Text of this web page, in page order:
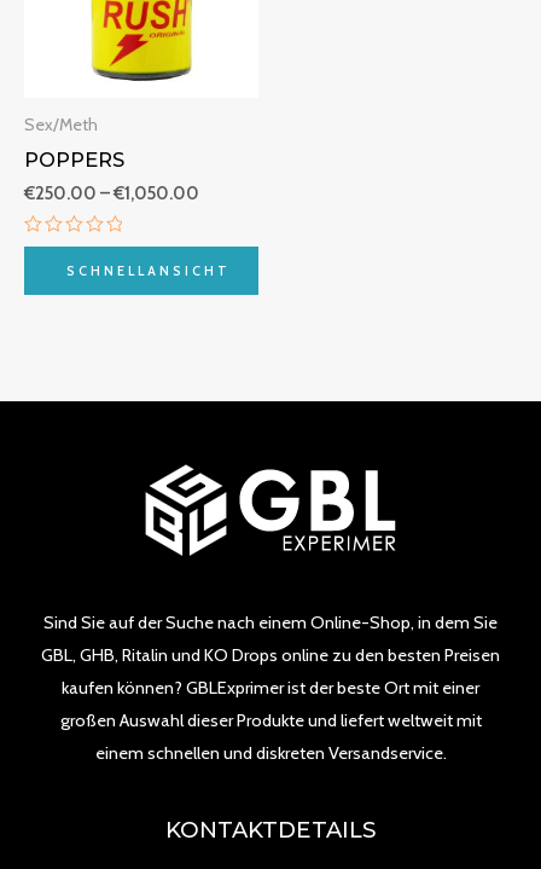
Sex/Meth
POPPERS
€250.00 –€1,050.00
Bewertet
von
SCHNELLANSICHT
Sind Sie auf der Suche nach einem Online-Shop, in dem Sie
GBL, GHB, Ritalin und KO Drops online zu den besten Preisen
kaufen können? GBLExprimer ist der beste Ort mit einer
großen Auswahl dieser Produkte und liefert weltweit mit
einem schnellen und diskreten Versandservice.
KONTAKTDETAILS